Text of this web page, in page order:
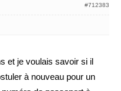
#712383
et je voulais savoir si il
à nouveau pour un